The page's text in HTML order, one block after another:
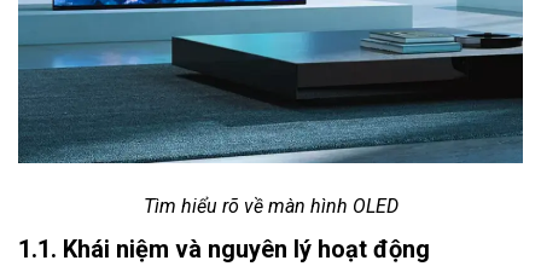
Tìm hiểu rõ về màn hình OLED
1.1. Khái niệm và nguyên lý hoạt động